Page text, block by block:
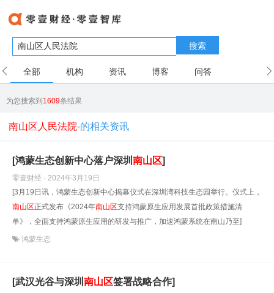
搜索
全部 机构 资讯 博客 问答
为您搜索到1609条结果
南山区人民法院-的相关资讯
[鸿蒙生态创新中心落户深圳 南山区]
零壹财经 · 2024年3月19日
[3月19日讯，鸿蒙生态创新中心揭幕仪式在深圳湾科技生态园举行。仪式上，
南山区正式发布《2024年南山区支持鸿蒙原生应用发展首批政策措施清
单》，全面支持鸿蒙原生应用的研发与推广，加速鸿蒙系统在南山乃至]
鸿蒙生态
[武汉光谷与深圳 南山区签署战略合作]